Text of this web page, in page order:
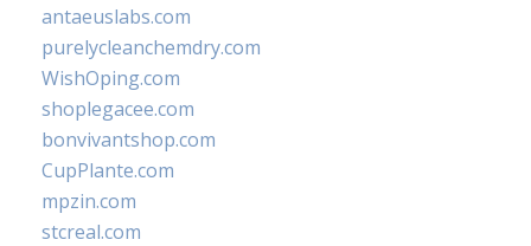
antaeuslabs.com
purelycleanchemdry.com
WishOping.com
shoplegacee.com
bonvivantshop.com
CupPlante.com
mpzin.com
stcreal.com